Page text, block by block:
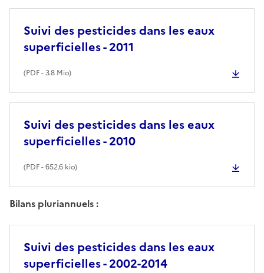
Suivi des pesticides dans les eaux
superficielles - 2011
(PDF- 3.8 Mio)
Suivi des pesticides dans les eaux
superficielles - 2010
(PDF- 652.6 kio)
Bilans pluriannuels :
Suivi des pesticides dans les eaux
superficielles - 2002-2014